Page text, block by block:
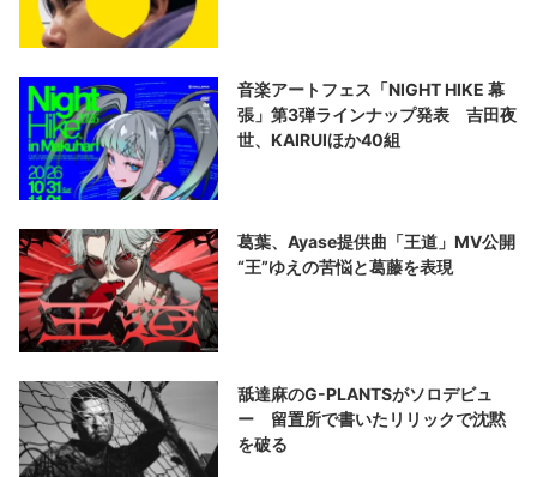
音楽アートフェス「NIGHT HIKE 幕
張」第3弾ラインナップ発表 吉田夜
世、KAIRUIほか40組
葛葉、Ayase提供曲「王道」MV公開
“王”ゆえの苦悩と葛藤を表現
舐達麻のG-PLANTSがソロデビュ
ー 留置所で書いたリリックで沈黙
を破る